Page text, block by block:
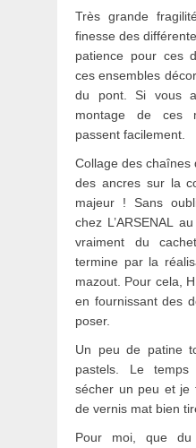
Très grande
finesse des
patience pour ces
ces ensembles
du pont. Si vous
montage de ces
passent facilement.
Collage des chaînes
des ancres sur la
majeur ! Sans
chez L’ARSENAL
vraiment du
termine par la
mazout. Pour cela,
en fournissant des
poser.
Un peu de patine
pastels. Le
sécher un peu et je
de vernis mat bien
Pour moi, que